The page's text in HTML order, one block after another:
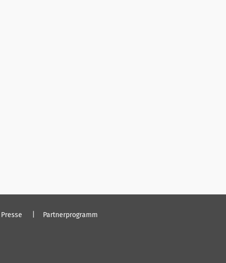
Presse Partnerprogramm